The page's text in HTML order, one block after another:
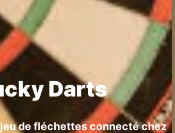
Darts
de fléchettes connecté chez